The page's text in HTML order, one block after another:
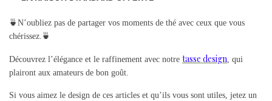
🍵N’oubliez pas de partager vos moments de thé avec ceux que vous
chérissez.🍵
Découvrez l’élégance et le raffinement avec notre tasse design, qui
plairont aux amateurs de bon goût.
Si vous aimez le design de ces articles et qu’ils vous sont utiles, jetez un